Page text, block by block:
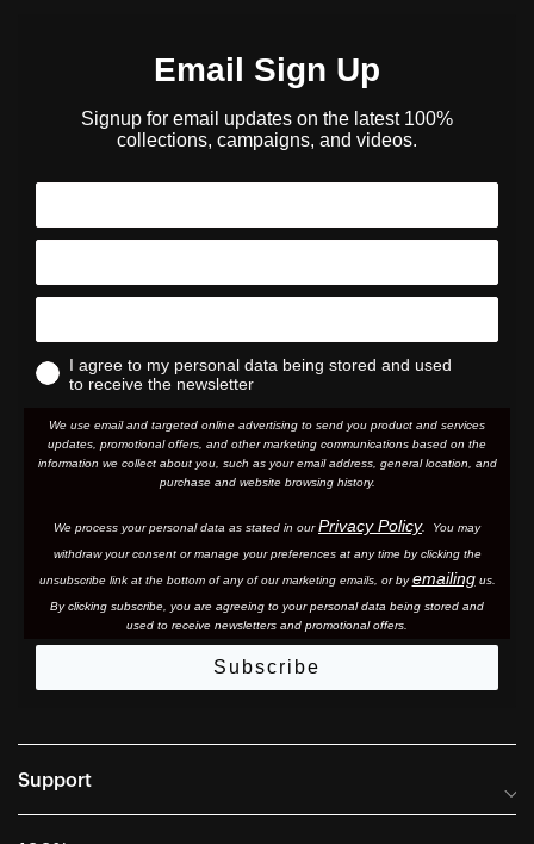
Email Sign Up
Signup for email updates on the latest 100%
collections, campaigns, and videos.
I agree to my personal data being stored and used
to receive the newsletter
We use email and targeted online advertising to send you product and services
updates, promotional offers, and other marketing communications based on the
information we collect about you, such as your email address, general location, and
purchase and website browsing history.
We process your personal data as stated in ourPrivacy Policy. You may
withdraw your consent or manage your preferences at any time by clicking the
unsubscribe link at the bottom of any of our marketing emails, or byemailingus.
By clicking subscribe, you are agreeing to your personal data being stored and
used to receive newsletters and promotional offers.
Subscribe
Support
Frequently Asked Questions